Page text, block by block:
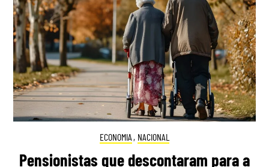
ECONOMIA , NACIONAL
Pensionistas que descontaram para a